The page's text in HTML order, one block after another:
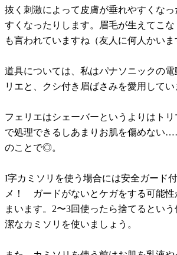
抜く刺激によって皮膚が垂れやすくな
すくなったりします。眉毛が生えてこな
も言われていますね（友人に何人かいま
道具については、私はパナソニックの電
リエと、クシ付き眉ばさみを愛用してい
フェリエはシェーバーというよりはト
で処理できるしあまりお肌を傷めない
のことで◎。
I字カミソリを使う場合には安全ガード
メ！ ガードがないとケガをする可能性
まいます。2〜3回使ったら捨てるとい
潔なカミソリを使いましょう。